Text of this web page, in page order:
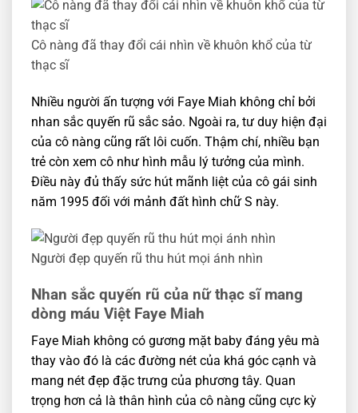
Cô nàng đã thay đổi cái nhìn về khuôn khổ của từ
thạc sĩ
Nhiều người ấn tượng với Faye Miah không chỉ bởi
nhan sắc quyến rũ sắc sảo. Ngoài ra, tư duy hiện đại
của cô nàng cũng rất lôi cuốn. Thậm chí, nhiều bạn
trẻ còn xem cô như hình mẫu lý tưởng của mình.
Điều này đủ thấy sức hút mãnh liệt của cô gái sinh
năm 1995 đối với mảnh đất hình chữ S này.
Người đẹp quyến rũ thu hút mọi ánh nhìn
Nhan sắc quyến rũ của nữ thạc sĩ mang
dòng máu Việt Faye Miah
Faye Miah không có gương mặt baby đáng yêu mà
thay vào đó là các đường nét của khá góc cạnh và
mang nét đẹp đặc trưng của phương tây. Quan
trọng hơn cả là thân hình của cô nàng cũng cực kỳ